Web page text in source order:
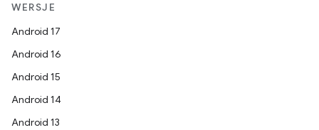
WERSJE
Android 17
Android 16
Android 15
Android 14
Android 13